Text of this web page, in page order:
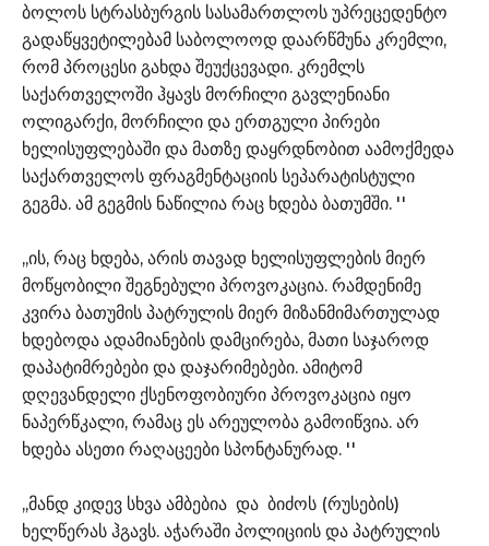
ბოლოს სტრასბურგის სასამართლოს უპრეცედენტო
გადაწყვეტილებამ საბოლოოდ დაარწმუნა კრემლი,
რომ პროცესი გახდა შეუქცევადი. კრემლს
საქართველოში ჰყავს მორჩილი გავლენიანი
ოლიგარქი, მორჩილი და ერთგული პირები
ხელისუფლებაში და მათზე დაყრდნობით აამოქმედა
საქართველოს ფრაგმენტაციის სეპარატისტული
გეგმა. ამ გეგმის ნაწილია რაც ხდება ბათუმში. ''
,,ის, რაც ხდება, არის თავად ხელისუფლების მიერ
მოწყობილი შეგნებული პროვოკაცია. რამდენიმე
კვირა ბათუმის პატრულის მიერ მიზანმიმართულად
ხდებოდა ადამიანების დამცირება, მათი საჯაროდ
დაპატიმრებები და დაჯარიმებები. ამიტომ
დღევანდელი ქსენოფობიური პროვოკაცია იყო
ნაპერწკალი, რამაც ეს არეულობა გამოიწვია. არ
ხდება ასეთი რაღაცეები სპონტანურად. ''
,,მანდ კიდევ სხვა ამბებია და ბიძოს (რუსების)
ხელწერას ჰგავს. აჭარაში პოლიციის და პატრულის